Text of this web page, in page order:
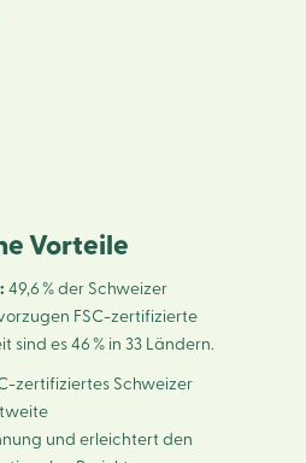
Vorteile
49,6 % der Schweizer
FSC-zertifizierte
sind es 46 % in 33 Ländern.
zertifiziertes Schweizer
und erleichtert den